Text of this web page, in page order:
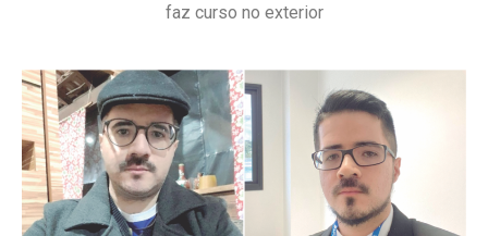
faz curso no exterior